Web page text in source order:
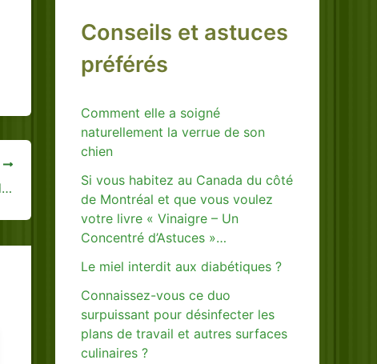
Lutter contre les mauvaises odeurs dans les chaussures
Conseils et astuces
préférés
Comment elle a soigné
naturellement la verrue de son
chien
Si vous habitez au Canada du côté
de Montréal et que vous voulez
votre livre « Vinaigre – Un
Concentré d’Astuces »…
Le miel interdit aux diabétiques ?
Connaissez-vous ce duo
surpuissant pour désinfecter les
plans de travail et autres surfaces
culinaires ?